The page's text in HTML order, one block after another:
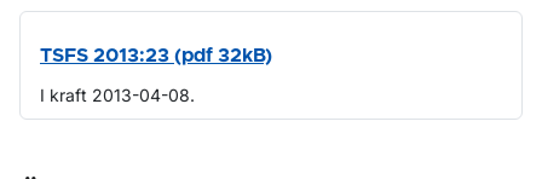
TSFS 2013:23 (pdf 32kB)
I kraft 2013-04-08.